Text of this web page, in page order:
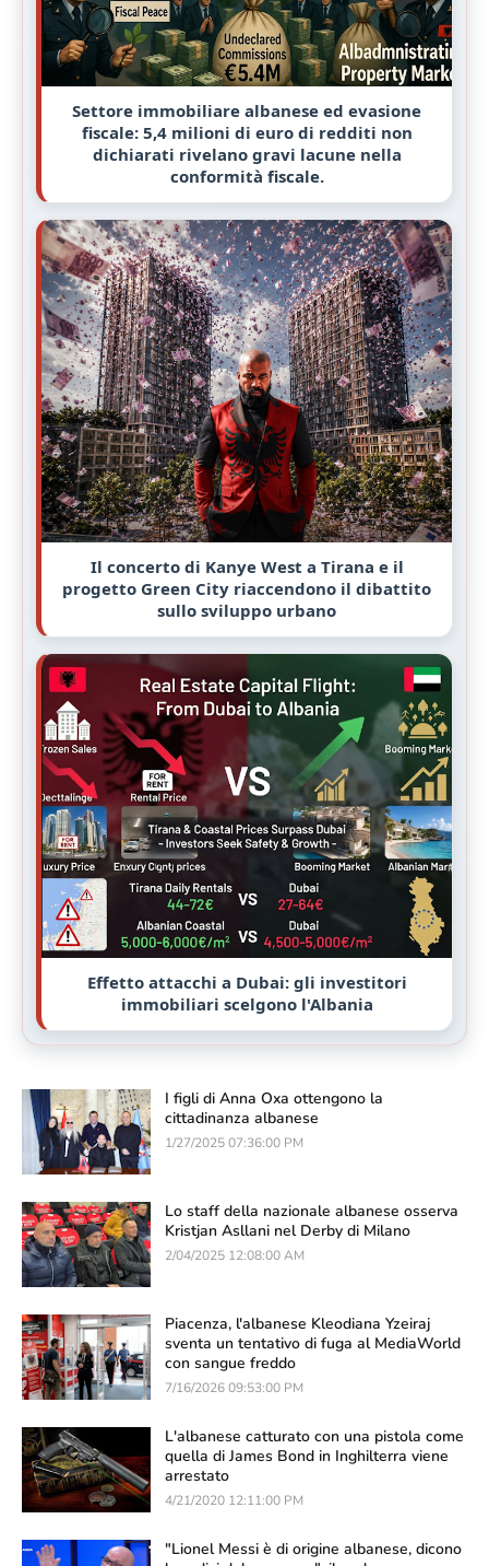
Settore immobiliare albanese ed evasione
fiscale: 5,4 milioni di euro di redditi non
dichiarati rivelano gravi lacune nella
conformità fiscale.
Il concerto di Kanye West a Tirana e il
progetto Green City riaccendono il dibattito
sullo sviluppo urbano
Effetto attacchi a Dubai: gli investitori
immobiliari scelgono l'Albania
I figli di Anna Oxa ottengono la
cittadinanza albanese
1/27/2025 07:36:00 PM
Lo staff della nazionale albanese osserva
Kristjan Asllani nel Derby di Milano
2/04/2025 12:08:00 AM
Piacenza, l'albanese Kleodiana Yzeiraj
sventa un tentativo di fuga al MediaWorld
con sangue freddo
7/16/2026 09:53:00 PM
L'albanese catturato con una pistola come
quella di James Bond in Inghilterra viene
arrestato
4/21/2020 12:11:00 PM
"Lionel Messi è di origine albanese, dicono